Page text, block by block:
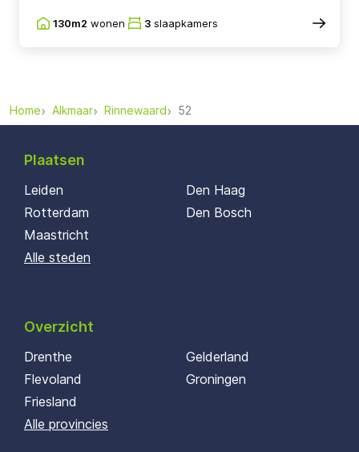
130m2 wonen 3 slaapkamers
Home Alkmaar Rinnewaard 52
Plaatsen
Leiden
Rotterdam
Maastricht
Den Haag
Den Bosch
Alle steden
Overzicht
Drenthe
Flevoland
Friesland
Gelderland
Groningen
Alle provincies